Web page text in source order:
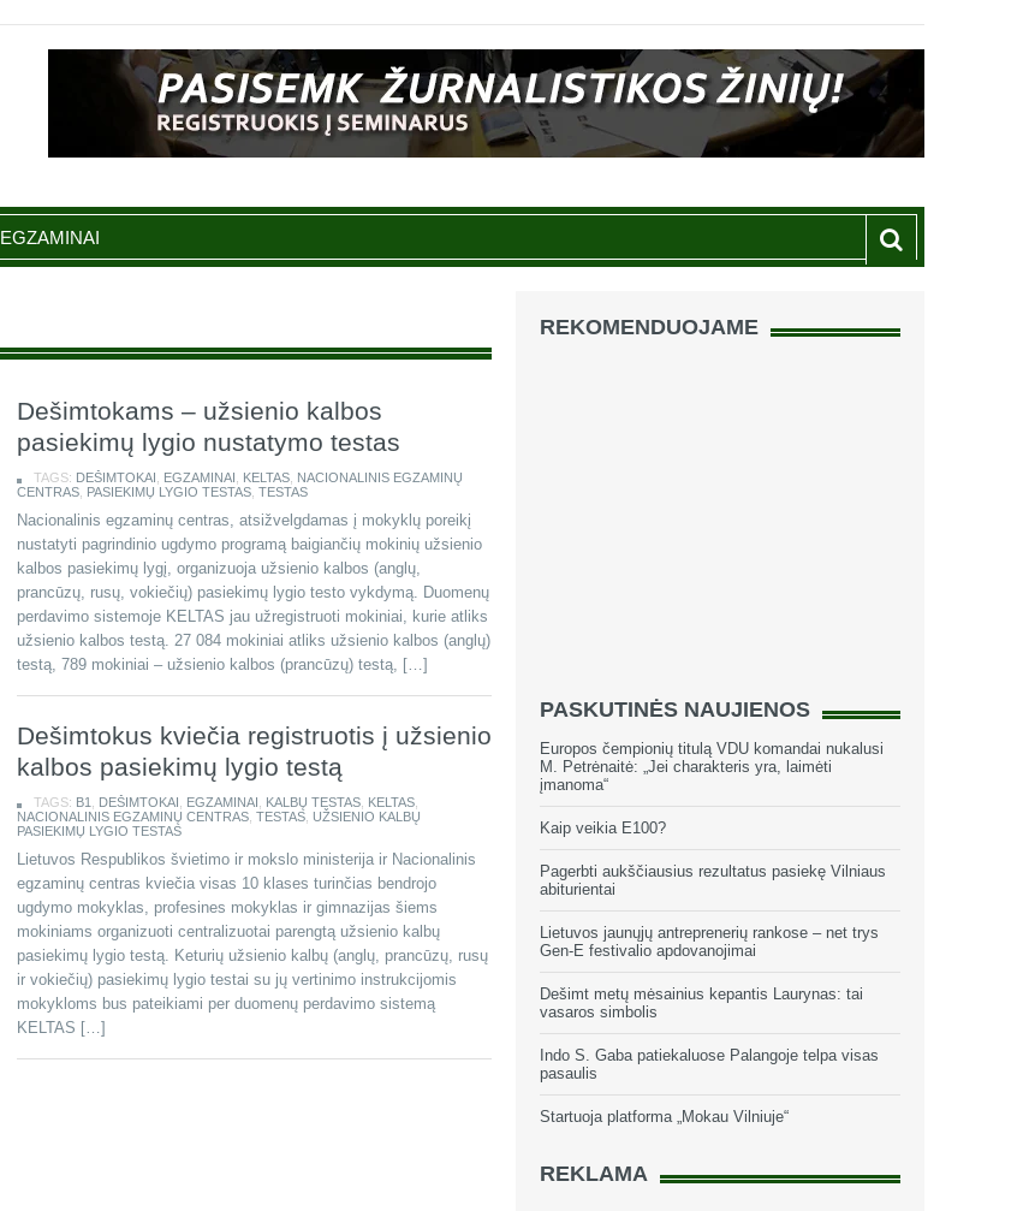
EGZAMINAI
Dešimtokams – užsienio kalbos
pasiekimų lygio nustatymo testas
TAGS: DEŠIMTOKAI EGZAMINAI KELTAS NACIONALINIS EGZAMINŲ
CENTRAS PASIEKIMŲ LYGIO TESTAS TESTAS
Nacionalinis egzaminų centras, atsižvelgdamas į mokyklų poreikį
nustatyti pagrindinio ugdymo programą baigiančių mokinių užsienio
kalbos pasiekimų lygį, organizuoja užsienio kalbos (anglų,
prancūzų, rusų, vokiečių) pasiekimų lygio testo vykdymą. Duomenų
perdavimo sistemoje KELTAS jau užregistruoti mokiniai, kurie atliks
užsienio kalbos testą. 27 084 mokiniai atliks užsienio kalbos (anglų)
testą, 789 mokiniai – užsienio kalbos (prancūzų) testą, […]
Dešimtokus kviečia registruotis į užsienio
kalbos pasiekimų lygio testą
TAGS: B1 DEŠIMTOKAI EGZAMINAI KALBŲ TESTAS KELTAS
NACIONALINIS EGZAMINŲ CENTRAS TESTAS UŽSIENIO KALBŲ
PASIEKIMŲ LYGIO TESTAS
Lietuvos Respublikos švietimo ir mokslo ministerija ir Nacionalinis
egzaminų centras kviečia visas 10 klases turinčias bendrojo
ugdymo mokyklas, profesines mokyklas ir gimnazijas šiems
mokiniams organizuoti centralizuotai parengtą užsienio kalbų
pasiekimų lygio testą. Keturių užsienio kalbų (anglų, prancūzų, rusų
ir vokiečių) pasiekimų lygio testai su jų vertinimo instrukcijomis
mokykloms bus pateikiami per duomenų perdavimo sistemą
KELTAS […]
REKOMENDUOJAME
PASKUTINĖS NAUJIENOS
Europos čempionių titulą VDU komandai nukalusi
M. Petrėnaitė: „Jei charakteris yra, laimėti
įmanoma“
Kaip veikia E100?
Pagerbti aukščiausius rezultatus pasiekę Vilniaus
abiturientai
Lietuvos jaunųjų antreprenerių rankose – net trys
Gen-E festivalio apdovanojimai
Dešimt metų mėsainius kepantis Laurynas: tai
vasaros simbolis
Indo S. Gaba patiekaluose Palangoje telpa visas
pasaulis
Startuoja platforma „Mokau Vilniuje“
REKLAMA